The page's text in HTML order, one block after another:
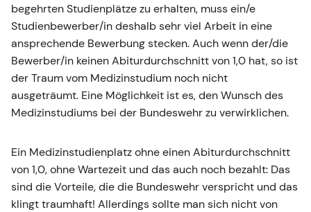
begehrten Studienplätze zu erhalten, muss ein/e
Studienbewerber/in deshalb sehr viel Arbeit in eine
ansprechende Bewerbung stecken. Auch wenn der/die
Bewerber/in keinen Abiturdurchschnitt von 1,0 hat, so ist
der Traum vom Medizinstudium noch nicht
ausgeträumt. Eine Möglichkeit ist es, den Wunsch des
Medizinstudiums bei der Bundeswehr zu verwirklichen.
Ein Medizinstudienplatz ohne einen Abiturdurchschnitt
von 1,0, ohne Wartezeit und das auch noch bezahlt: Das
sind die Vorteile, die die Bundeswehr verspricht und das
klingt traumhaft! Allerdings sollte man sich nicht von